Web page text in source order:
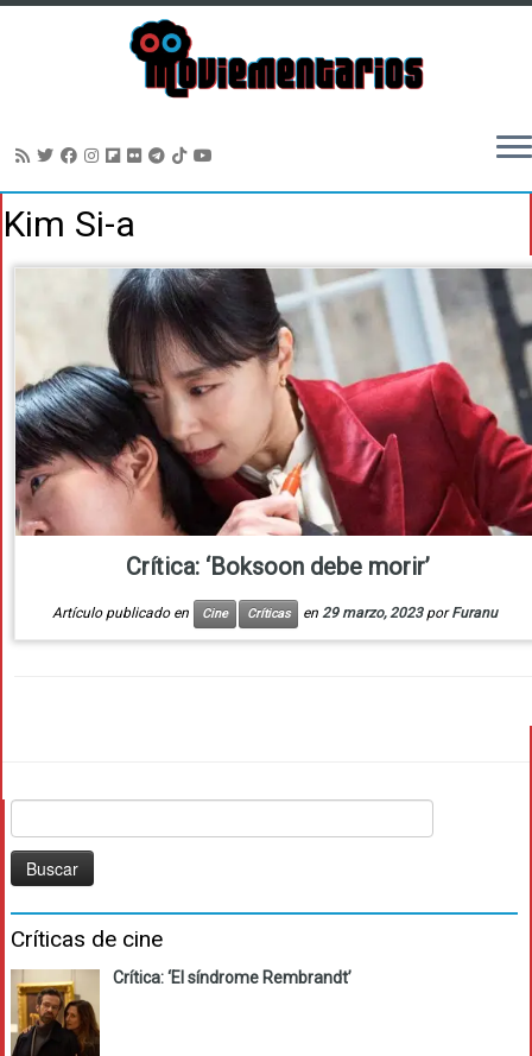
alKim Si-a
Crítica: ‘Boksoon debe morir’
Artículo publicado en Cine Críticas en 29 marzo, 2023 porFuranu
Críticas de cine
Crítica: ‘El síndrome Rembrandt’